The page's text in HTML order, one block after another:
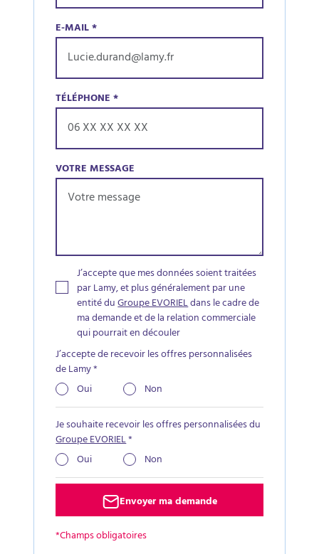
E-MAIL*
TÉLÉPHONE*
VOTRE MESSAGE
J’accepte que mes données soient traitées
par Lamy, et plus généralement par une
entité duGroupe EVORIELdans le cadre de
ma demande et de la relation commerciale
qui pourrait en découler
J’accepte de recevoir les offres personnalisées
de Lamy*
Oui
Non
Je souhaite recevoir les offres personnalisées du
Groupe EVORIEL*
Oui
Non
Envoyer ma demande
*Champs obligatoires